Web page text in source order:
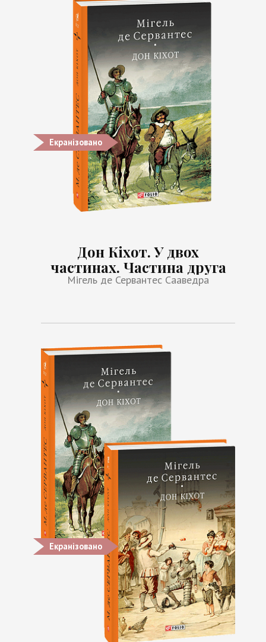
Екранізовано
Дон Кіхот. У двох
частинах. Частина друга
Мігель де Сервантес Сааведра
Екранізовано